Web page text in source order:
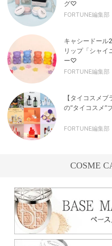
グ♡
FORTUNE編集部
キャシードール
リップ「シャイ
ー♡
FORTUNE編集部
【タイコスメ
の“タイコスメ”
FORTUNE編集部
COSME